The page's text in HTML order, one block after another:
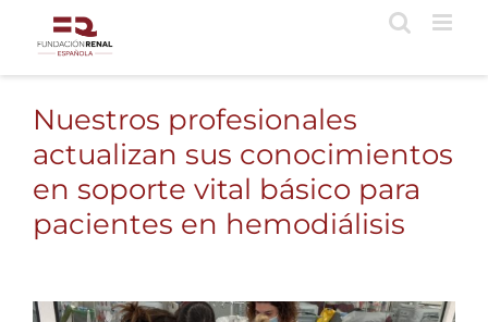
contenido
Nuestros profesionales
actualizan sus conocimientos
en soporte vital básico para
pacientes en hemodiálisis